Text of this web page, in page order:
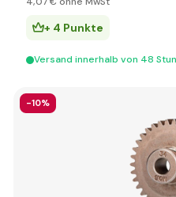
+ 4 Punkte
Versand innerhalb von 48
-10%